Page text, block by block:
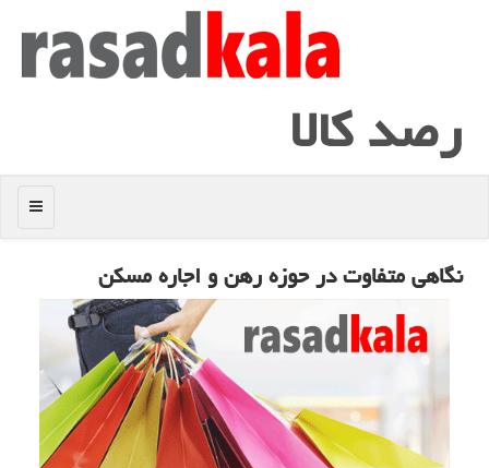
رصد كالا
منو
نگاهی متفاوت در حوزه رهن و اجاره مسكن